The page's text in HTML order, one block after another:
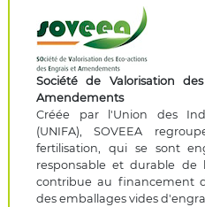
Société de Valorisation
Amendements
Créée par l'Union des
(UNIFA), SOVEEA
fertilisation, qui se sont
responsable et durable de
contribue au financement
des emballages vides